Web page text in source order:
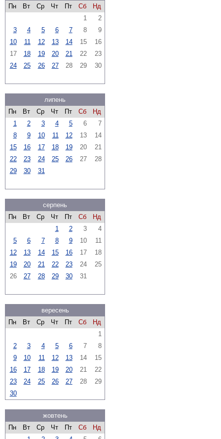
Пн
Вт Ср Чт Пт Сб
Нд
1
2
3
4 5 6 7 8
9
10
11 12 13 14 15
16
17
18 19 20 21 22
23
24
25 26 27 28 29 30
липень
Пн
Вт Ср Чт Пт Сб
Нд
1
2 3 4 5 6
7
8
9 10 11 12 13
14
15
16 17 18 19 20
21
22
23 24 25 26 27
28
29
30 31
серпень
Пн
Вт Ср Чт Пт Сб
Нд
1
2 3
4
5
6 7 8 9 10
11
12
13 14 15 16 17
18
19
20 21 22 23 24
25
26
27 28 29 30 31
вересень
Пн
Вт Ср Чт Пт Сб
Нд
1
2
3 4 5 6 7
8
9
10 11 12 13 14
15
16
17 18 19 20 21
22
23
24 25 26 27 28
29
30
жовтень
Пн
Вт Ср Чт Пт Сб
Нд